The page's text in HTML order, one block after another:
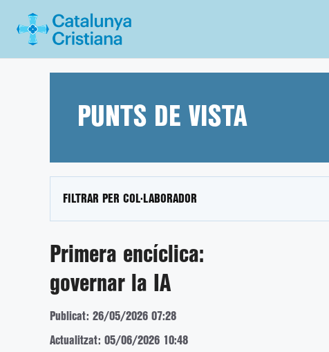
PUNTS DE VISTA
FILTRAR PER COL·LABORADOR
Primera encíclica:
governar la IA
Publicat: 26/05/2026 07:28
Actualitzat: 05/06/2026 10:48